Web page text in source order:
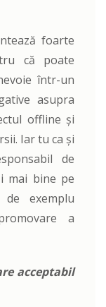
foarte
că poate
într-un
asupra
offline și
Iar tu ca și
de
mai bine pe
exemplu
a
acceptabil